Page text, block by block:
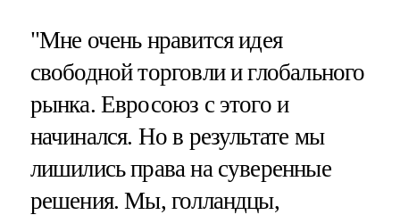
"Мне очень нравится идея
свободной торговли и глобального
рынка. Евросоюз с этого и
начинался. Но в результате мы
лишились права на суверенные
решения. Мы, голландцы,